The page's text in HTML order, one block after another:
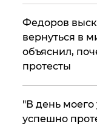
Федоров
вернуться в
объяснил,
протесты
​"В день
успешно